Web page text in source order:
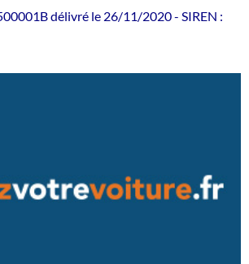
délivré le 26/11/2020 - SIREN :